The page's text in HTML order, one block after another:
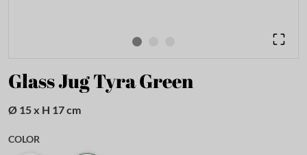
Glass Jug Tyra Green
Ø 15 x H 17 cm
COLOR